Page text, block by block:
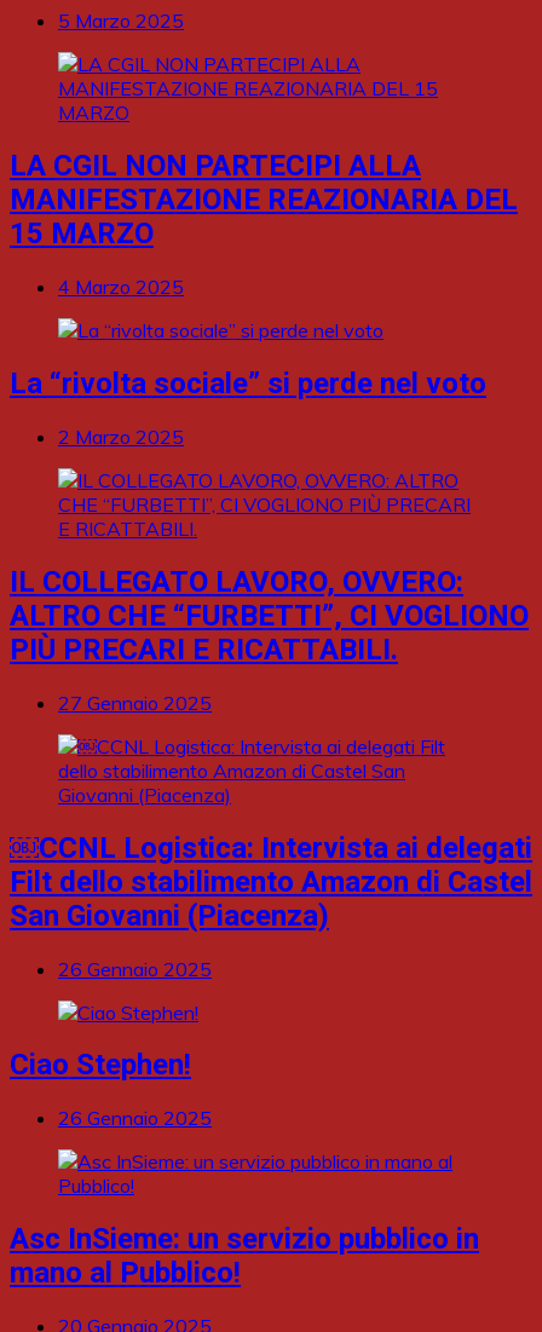
5 Marzo 2025
LA CGIL NON PARTECIPI ALLA
MANIFESTAZIONE REAZIONARIA DEL
15 MARZO
4 Marzo 2025
La “rivolta sociale” si perde nel voto
2 Marzo 2025
IL COLLEGATO LAVORO, OVVERO:
ALTRO CHE “FURBETTI”, CI VOGLIONO
PIÙ PRECARI E RICATTABILI.
27 Gennaio 2025
￼CCNL Logistica: Intervista ai delegati
Filt dello stabilimento Amazon di Castel
San Giovanni (Piacenza)
26 Gennaio 2025
Ciao Stephen!
26 Gennaio 2025
Asc InSieme: un servizio pubblico in
mano al Pubblico!
20 Gennaio 2025